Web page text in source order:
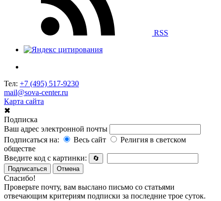
RSS
Тел: +7 (495) 517-9230
mail@sova-center.ru
Карта сайта
✖
Подписка
Ваш адрес электронной почты
Подписаться на:
Весь сайт
Религия в светском
обществе
Введите код с картинки:
🔄
Подписаться
Отмена
Спасибо!
Проверьте почту, вам выслано письмо со статьями
отвечающим критериям подписки за последние трое суток.